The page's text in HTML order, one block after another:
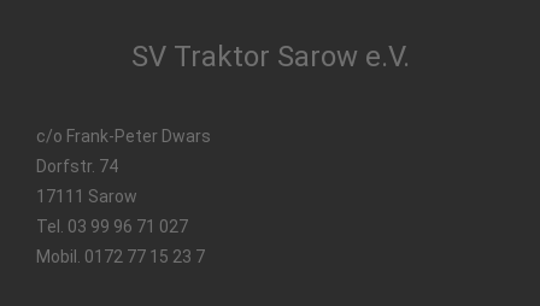
SV Traktor Sarow e.V.
c/o Frank-Peter Dwars
Dorfstr. 74
17111 Sarow
Tel. 03 99 96 71 027
Mobil. 0172 77 15 23 7